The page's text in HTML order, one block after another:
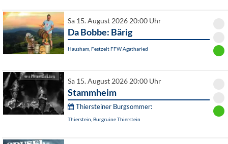
Sa 15. August 2026 20:00 Uhr
Da Bobbe: Bärig
Hausham, Festzelt FFW Agatharied
Sa 15. August 2026 20:00 Uhr
Stammheim
Thiersteiner Burgsommer:
Thierstein, Burgruine Thierstein